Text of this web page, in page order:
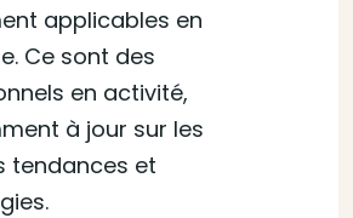
applicables en
Ce sont des
en activité,
à jour sur les
tendances et